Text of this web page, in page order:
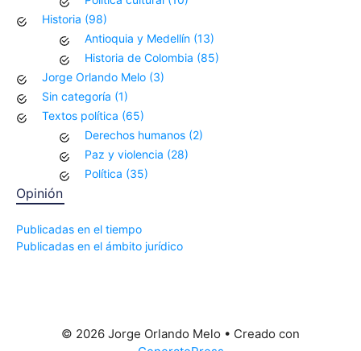
Historia (98)
Antioquia y Medellín (13)
Historia de Colombia (85)
Jorge Orlando Melo (3)
Sin categoría (1)
Textos política (65)
Derechos humanos (2)
Paz y violencia (28)
Política (35)
Opinión
Publicadas en el tiempo
Publicadas en el ámbito jurídico
© 2026 Jorge Orlando Melo • Creado con